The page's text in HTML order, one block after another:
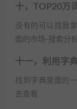
十，TOP20万
没有的可以找我
面的市场-搜索分
十一，利用字
找到字典里面的
去查看